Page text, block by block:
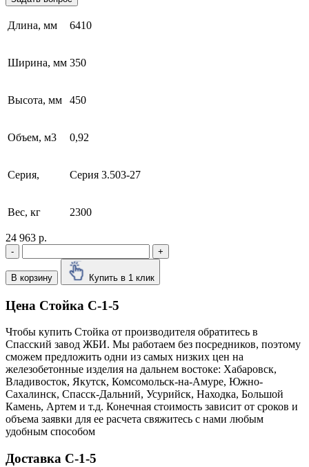
Длина, мм 6410
Ширина, мм 350
Высота, мм 450
Объем, м3 0,92
Серия, Серия 3.503-27
Вес, кг 2300
24 963 р.
- +
В корзину Купить в 1 клик
Цена Стойка С-1-5
Чтобы купить Стойка от производителя обратитесь в
Cпасский завод ЖБИ. Мы работаем без посредников, поэтому
сможем предложить одни из самых низких цен на
железобетонные изделия на дальнем востоке: Хабаровск,
Владивосток, Якутск, Комсомольск-на-Амуре, Южно-
Сахалинск, Спасск-Дальний, Усурийск, Находка, Большой
Камень, Артем и т.д. Конечная стоимость зависит от сроков и
объема заявки для ее расчета свяжитесь с нами любым
удобным способом
Доставка С-1-5